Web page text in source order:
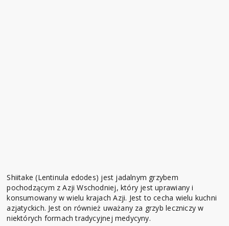
Shiitake (Lentinula edodes) jest jadalnym grzybem
pochodzącym z Azji Wschodniej, który jest uprawiany i
konsumowany w wielu krajach Azji. Jest to cecha wielu kuchni
azjatyckich. Jest on również uważany za grzyb leczniczy w
niektórych formach tradycyjnej medycyny.